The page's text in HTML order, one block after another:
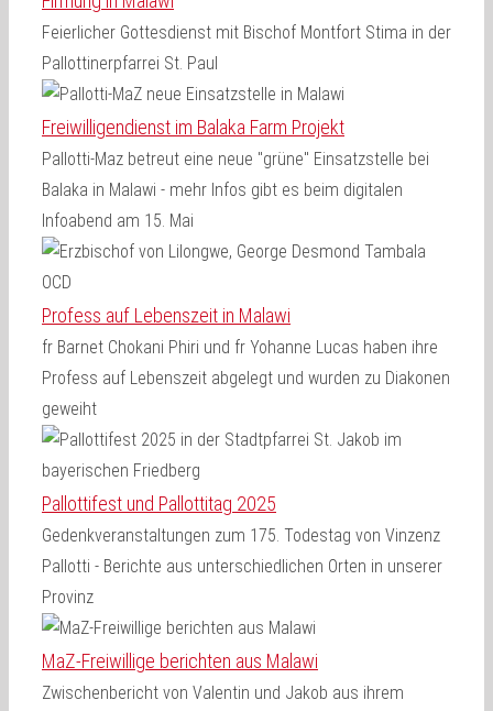
Feierlicher Gottesdienst mit Bischof Montfort Stima in der
Pallottinerpfarrei St. Paul
Freiwilligendienst im Balaka Farm Projekt
Pallotti-Maz betreut eine neue "grüne" Einsatzstelle bei
Balaka in Malawi - mehr Infos gibt es beim digitalen
Infoabend am 15. Mai
Profess auf Lebenszeit in Malawi
fr Barnet Chokani Phiri und fr Yohanne Lucas haben ihre
Profess auf Lebenszeit abgelegt und wurden zu Diakonen
geweiht
Pallottifest und Pallottitag 2025
Gedenkveranstaltungen zum 175. Todestag von Vinzenz
Pallotti - Berichte aus unterschiedlichen Orten in unserer
Provinz
MaZ-Freiwillige berichten aus Malawi
Zwischenbericht von Valentin und Jakob aus ihrem